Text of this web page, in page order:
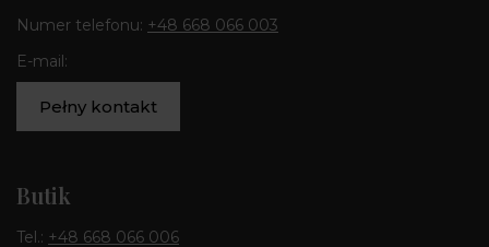
Numer telefonu: +48 668 066 003
E-mail:
Pełny kontakt
Butik
Tel.: +48 668 066 006